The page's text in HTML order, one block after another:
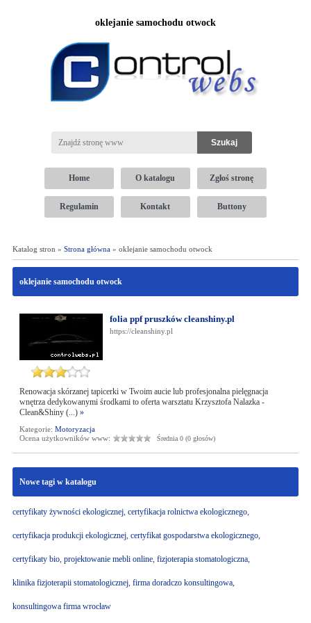
oklejanie samochodu otwock
Home O katalogu Zgłoś stronę
Regulamin Kontakt Buttony
Katalog stron » Strona główna» oklejanie samochodu otwock
oklejanie samochodu otwock
folia ppf pruszków cleanshiny.pl
https://cleanshiny.pl
Renowacja skórzanej tapicerki w Twoim aucie lub profesjonalna pielęgnacja
wnętrza dedykowanymi środkami to oferta warsztatu Krzysztofa Nalazka -
Clean&Shiny (...) »
Kategorie: Motoryzacja
Ocena użytkowników www:
Średnia 0 (0 głosów)
Nowe tagi w katalogu
certyfikaty żywności ekologicznej, certyfikacja rolnictwa ekologicznego,
certyfikacja produkcji ekologicznej, certyfikat gospodarstwa ekologicznego,
certyfikaty bio, projektowanie mebli online, fizjoterapia stomatologiczna,
klinika fizjoterapii stomatologicznej, firma doradczo konsultingowa,
konsultingowa firma wrocław